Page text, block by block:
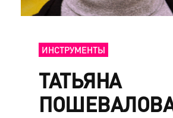
ИНСТРУМЕНТЫ
ТАТЬЯНА